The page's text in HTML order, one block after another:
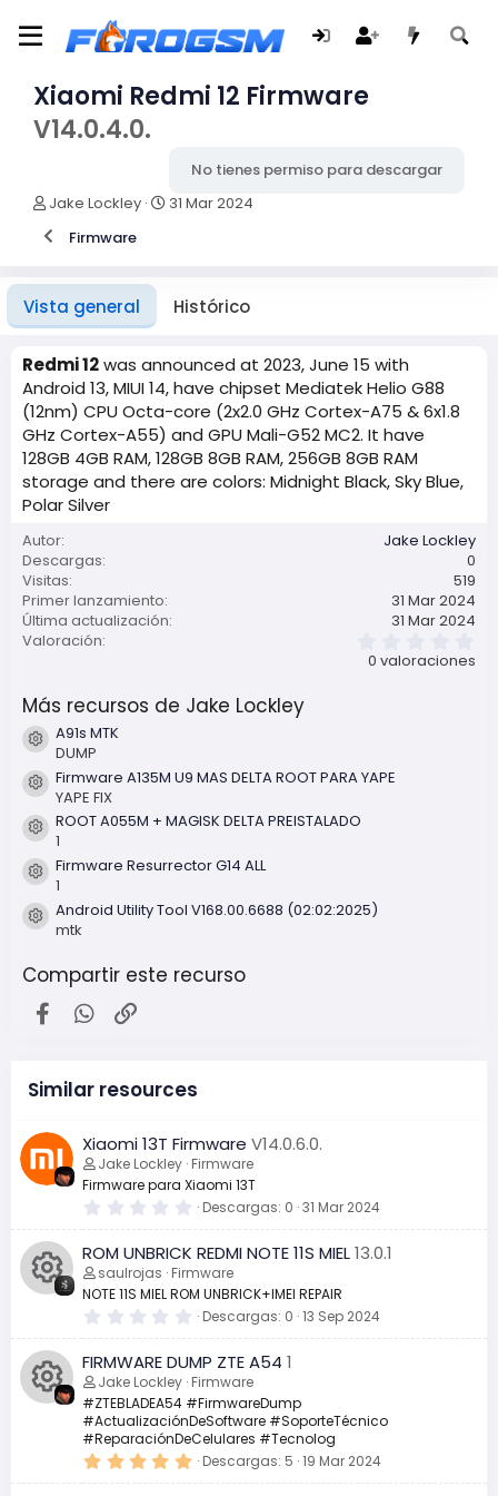
Xiaomi Redmi 12 Firmware
V14.0.4.0.
No tienes permiso para descargar
A
t
r
Jake Lockley
F
d
r
e
c
ó
n
31 Mar 2024
Firmware
Vista general Histórico
Redmi 12was announced at 2023, June 15 with
Android 13, MIUI 14, have chipset Mediatek Helio G88
(12nm) CPU Octa-core (2x2.0 GHz Cortex-A75 & 6x1.8
GHz Cortex-A55) and GPU Mali-G52 MC2. It have
128GB 4GB RAM, 128GB 8GB RAM, 256GB 8GB RAM
storage and there are colors: Midnight Black, Sky Blue,
Polar Silver
Autor
Jake Lockley
Descargas
0
Visitas
519
Primer lanzamiento
31 Mar 2024
Última actualización
31 Mar 2024
Valoración
0 valoraciones
Más recursos de Jake Lockley
Icono del recurso
A91s MTK
DUMP
Icono del recurso
Firmware A135M U9 MAS DELTA ROOT PARA YAPE
YAPE FIX
Icono del recurso
ROOT A055M + MAGISK DELTA PREISTALADO
1
Icono del recurso
Firmware Resurrector G14 ALL
1
Icono del recurso
Android Utility Tool V168.00.6688 (02:02:2025)
mtk
Compartir este recurso
FacebookWhatsApp
Similar resources
Xiaomi 13T Firmware V14.0.6.0.
Jake Lockley Firmware
Firmware para Xiaomi 13T
0
0
e
s
t
l
a
(
s
)
Descargas 0 31 Mar 2024
I
c
ROM UNBRICK REDMI NOTE 11S MIEL13.0.1
saulrojas Firmware
NOTE 11S MIEL ROM UNBRICK+IMEI REPAIR
0
0
e
s
t
r
e
l
a
Descargas 0 13 Sep 2024
c
FIRMWARE DUMP ZTE A54 1
Jake Lockley Firmware
#ZTEBLADEA54 #FirmwareDump
#ActualizaciónDeSoftware #SoporteTécnico
#ReparaciónDeCelulares #Tecnolog
5 Descargas 5 19 Mar 2024